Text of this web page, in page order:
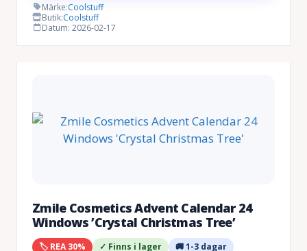
Märke:Coolstuff
Butik:Coolstuff
Datum: 2026-02-17
Zmile Cosmetics Advent Calendar 24
Windows ’Crystal Christmas Tree’
🏷️ REA 30% ✓ Finns i lager
🚚 1-3 dagar